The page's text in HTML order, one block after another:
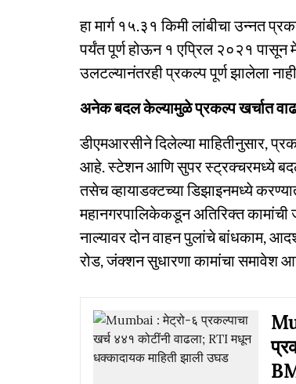
हा मार्ग १५.३१ किमी लांबीचा उन्नत
पर्यंत पूर्ण होऊन १ एप्रिल २०२१ पासून
उलटल्यानंतरही प्रकल्प पूर्ण झालेला
अनेक बदल केल्यामुळे प्रकल्प खर्चात वाढ
डीएमआरसीने दिलेल्या माहितीनुसार,
आहे. स्टेशन आणि सुपर स्ट्रक्चरमध्ये
तसेच व्हायाडक्टच्या डिझाइनमध्ये
महानगरपालिकेकडून अतिरिक्त कामांची
नाल्यावर दोन वाहन पुलांचे बांधकाम,
रोड, जंक्शन सुधारणा कामांचा समावेश